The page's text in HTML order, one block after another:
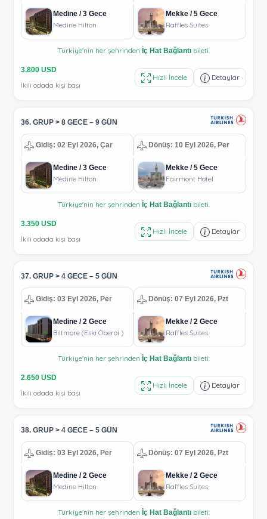
Medine / 3 Gece
Medine Hilton
Mekke / 5 Gece
Raffles Suites
Türkiye'nin her şehrinden İç Hat Bağlantıbileti.
3.800 USD
İkili odada kişi başı
Hızlı İncele Detaylar
36. GRUP > 8 GECE – 9 GÜN
Gidiş: 02 Eyl 2026, Çar Dönüş: 10 Eyl 2026, Per
Medine / 3 Gece
Medine Hilton
Mekke / 5 Gece
Fairmont Hotel
Türkiye'nin her şehrinden İç Hat Bağlantıbileti.
3.350 USD
İkili odada kişi başı
Hızlı İncele Detaylar
37. GRUP > 4 GECE – 5 GÜN
Gidiş: 03 Eyl 2026, Per Dönüş: 07 Eyl 2026, Pzt
Medine / 2 Gece
Biltmore (Eski Oberoi )
Mekke / 2 Gece
Raffles Suites
Türkiye'nin her şehrinden İç Hat Bağlantıbileti.
2.650 USD
İkili odada kişi başı
Hızlı İncele Detaylar
38. GRUP > 4 GECE – 5 GÜN
Gidiş: 03 Eyl 2026, Per Dönüş: 07 Eyl 2026, Pzt
Medine / 2 Gece
Medine Hilton
Mekke / 2 Gece
Raffles Suites
Türkiye'nin her şehrinden İç Hat Bağlantıbileti.